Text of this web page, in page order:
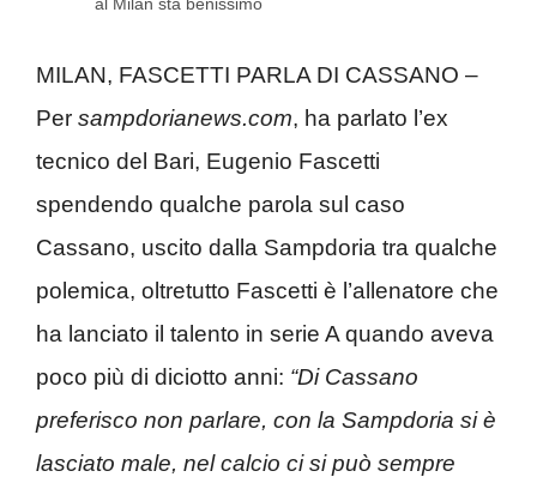
MILAN, FASCETTI PARLA DI CASSANO –
Per sampdorianews.com, ha parlato l’ex
tecnico del Bari, Eugenio Fascetti
spendendo qualche parola sul caso
Cassano, uscito dalla Sampdoria tra qualche
polemica, oltretutto Fascetti è l’allenatore che
ha lanciato il talento in serie A quando aveva
poco più di diciotto anni: “Di Cassano
preferisco non parlare, con la Sampdoria si è
lasciato male, nel calcio ci si può sempre